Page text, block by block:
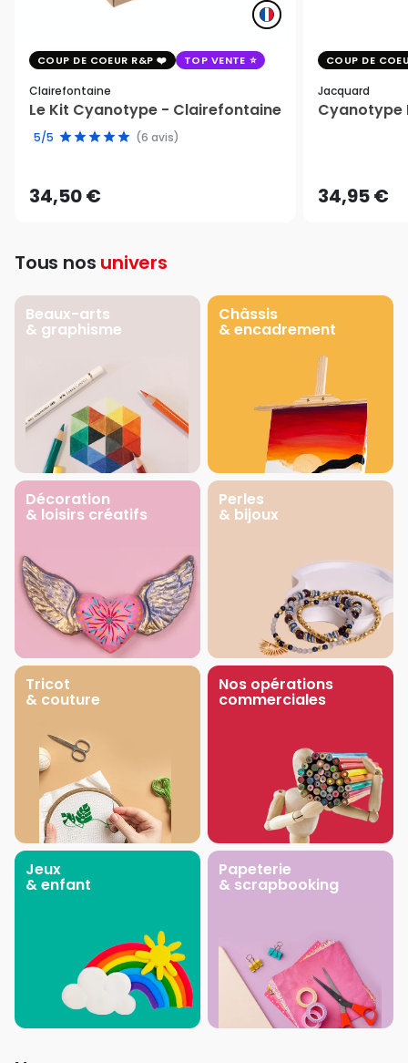
COUP DE COEUR R&P TOP VENTE
Clairefontaine
Le Kit Cyanotype - Clairefontaine
5/5 (6 avis)
34,50 €
COUP DE
Jacquard
Cyanotype
34,95 €
Tous nos univers
Beaux-arts
& graphisme
Châssis
& encadrement
Décoration
& loisirs créatifs
Perles
& bijoux
Tricot
& couture
Nos opérations
commerciales
Jeux
& enfant
Papeterie
& scrapbooking